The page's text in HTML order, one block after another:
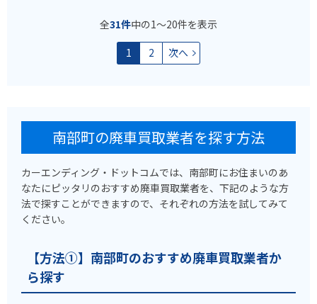
全31件中の1〜20件を表示
1
2 次へ
南部町の廃車買取業者を探す方法
カーエンディング・ドットコムでは、南部町にお住まいのあ
なたにピッタリのおすすめ廃車買取業者を、下記のような方
法で探すことができますので、それぞれの方法を試してみて
ください。
【方法①】南部町のおすすめ廃車買取業者か
ら探す